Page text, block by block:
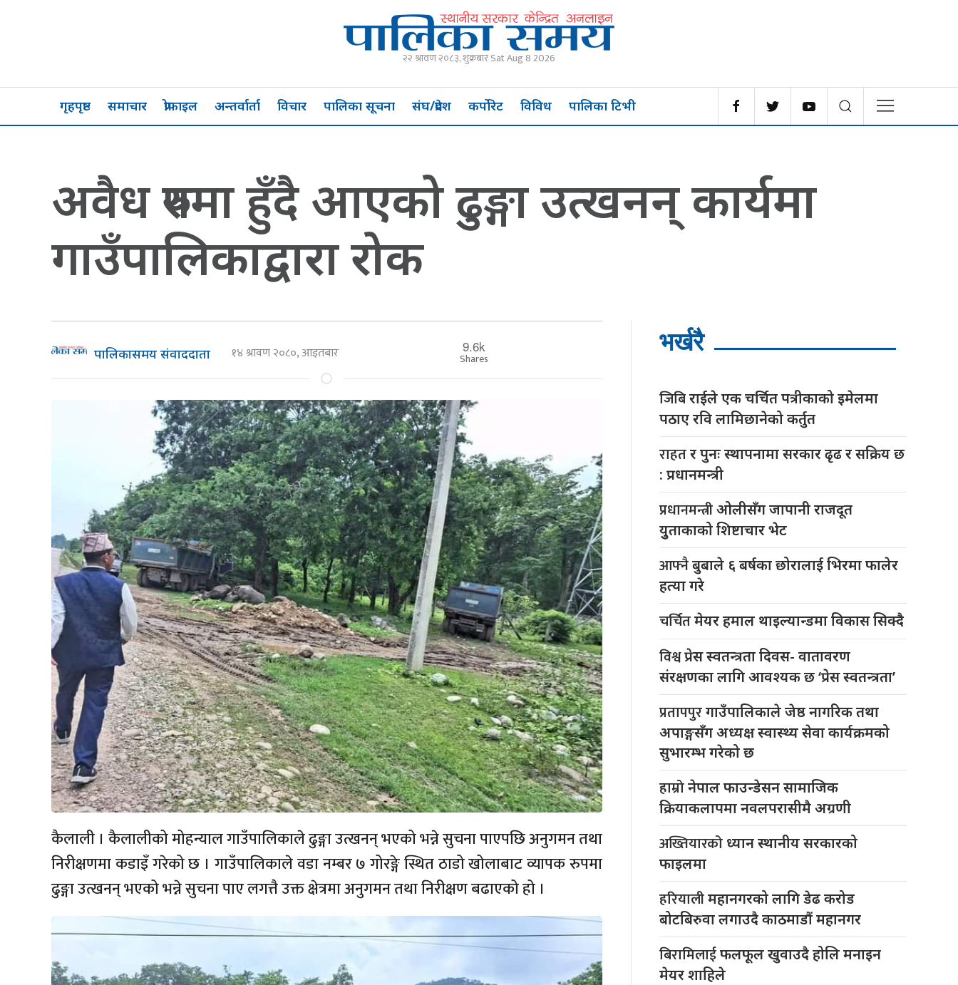
२२ श्रावण २०८३, शुक्रबार Sat Aug 8 2026
गृहपृष्ठ समाचार प्रोफाइल अन्तर्वार्ता विचार पालिका सूचना संघ/प्रदेश कर्पोरेट विविध पालिका टिभी
अवैध रुपमा हुँदै आएको ढुङ्गा उत्खनन् कार्यमा
गाउँपालिकाद्वारा रोक
पालिकासमय संवाददाता १४ श्रावण २०८०, आइतबार 9.6k
Shares
कैलाली । कैलालीको मोहन्याल गाउँपालिकाले ढुङ्गा उत्खनन् भएको भन्ने सुचना पाएपछि अनुगमन तथा
निरीक्षणमा कडाइँ गरेको छ । गाउँपालिकाले वडा नम्बर ७ गोरङ्गे स्थित ठाडो खोलाबाट व्यापक रुपमा
ढुङ्गा उत्खनन् भएको भन्ने सुचना पाए लगत्तै उक्त क्षेत्रमा अनुगमन तथा निरीक्षण बढाएको हो ।
भर्खरै
जिबिराईले एक चर्चित पत्रीकाको इमेलमा
पठाए रवि लामिछानेको कर्तुत
राहतर पुनः स्थापनामा सरकार ढृढ र सक्रिय छ
: प्रधानमन्त्री
प्रधानमन्त्रीओलीसँग जापानी राजदूत
युुताकाको शिष्टाचार भेट
आफ्नैबुबाले ६ बर्षका छोरालाई भिरमा फालेर
हत्या गरे
चर्चितमेयर हमाल थाइल्यान्डमा विकास सिक्दै
विश्वप्रेस स्वतन्त्रता दिवस- वातावरण
संरक्षणका लागि आवश्यक छ ‘प्रेस स्वतन्त्रता’
प्रतापपुरगाउँपालिकाले जेष्ठ नागरिक तथा
अपाङ्गसँग अध्यक्ष स्वास्थ्य सेवा कार्यक्रमको
सुभारम्भ गरेको छ
हाम्रोनेपाल फाउन्डेसन सामाजिक
क्रियाकलापमा नवलपरासीमै अग्रणी
अख्तियारको ध्यान स्थानीय सरकारको
फाइलमा
हरियालीमहानगरको लागि डेढ करोड
बोटबिरुवा लगाउदै काठमाडौं महानगर
बिरामिलाईफलफूल खुवाउदै होलि मनाइन
मेयर शाहिले